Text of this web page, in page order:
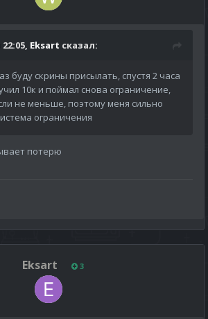
22:05, Eksart сказал:
буду скрины присылать, спустя 2 часа
10к и поймал снова ограничение,
не меньше, поэтому меня сильно
ограничения
потерю
Eksart 3